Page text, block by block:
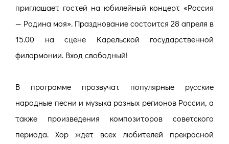
приглашает гостей на юбилейный концерт «Россия
— Родина моя». Празднование состоится 28 апреля в
15.00 на сцене Карельской государственной
филармонии. Вход свободный!
В программе прозвучат популярные русские
народные песни и музыка разных регионов России, а
также произведения композиторов советского
периода. Хор ждет всех любителей прекрасной